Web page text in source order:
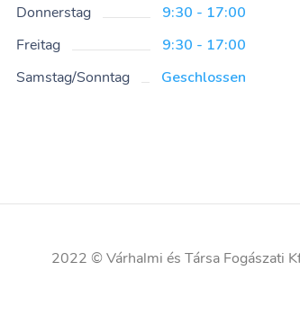
Donnerstag
9:30 - 17:00
Freitag
9:30 - 17:00
Samstag/Sonntag
Geschlossen
2022 ©Várhalmi és Társa Fogászati